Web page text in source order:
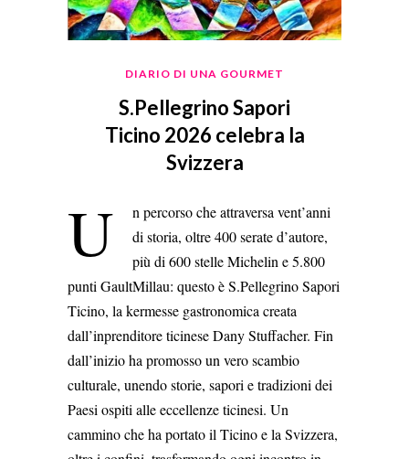
DIARIO DI UNA GOURMET
S.Pellegrino Sapori
Ticino 2026 celebra la
Svizzera
U
n percorso che attraversa vent’anni
di storia, oltre 400 serate d’autore,
più di 600 stelle Michelin e 5.800
punti GaultMillau: questo è S.Pellegrino Sapori
Ticino, la kermesse gastronomica creata
dall’inprenditore ticinese Dany Stuffacher. Fin
dall’inizio ha promosso un vero scambio
culturale, unendo storie, sapori e tradizioni dei
Paesi ospiti alle eccellenze ticinesi. Un
cammino che ha portato il Ticino e la Svizzera,